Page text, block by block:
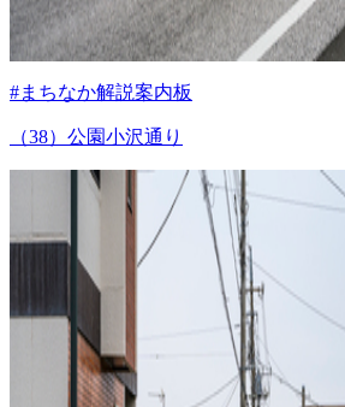
#まちなか解説案内板
（38）公園小沢通り